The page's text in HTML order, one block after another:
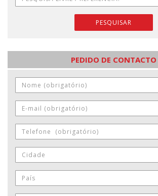
PESQUISAR
PEDIDO DE CONTACTO